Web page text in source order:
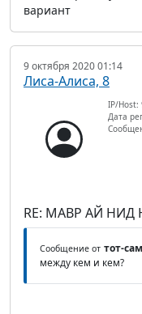
вариант
9 октября 2020 01:14
Лиса-Алиса, 8
IP/Host:
Дата
RE: МАВР АЙ НИД
Сообщение от тот-
между кем и кем?